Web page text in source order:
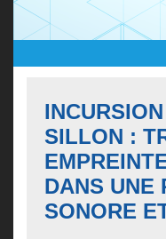
SILLON :
DANS UNE
SONORE